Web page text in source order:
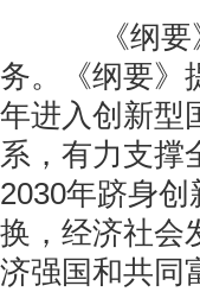
《纲要》
务。《纲要》
年进入创新型
系，有力支撑
2030年跻身
换，经济社会
济强国和共同